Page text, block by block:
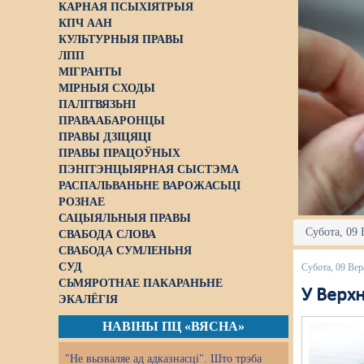
КАРНАЯ ПСЫХІЯТРЫЯ
КПЧ ААН
КУЛЬТУРНЫЯ ПРАВЫ
ЛПП
МІГРАНТЫ
МІРНЫЯ СХОДЫ
ПАЛІТВЯЗЬНІ
ПРАВААБАРОНЦЫ
ПРАВЫ ДЗІЦЯЦІ
ПРАВЫ ПРАЦОЎНЫХ
ПЭНІТЭНЦЫЯРНАЯ СЫСТЭМА
РАСПАЛЬВАНЬНЕ ВАРОЖАСЬЦІ
РОЗНАЕ
САЦЫЯЛЬНЫЯ ПРАВЫ
СВАБОДА СЛОВА
СВАБОДА СУМЛЕНЬНЯ
СУД
СЬМЯРОТНАЕ ПАКАРАНЬНЕ
ЭКАЛЁГІЯ
НАВІНЫ ПЦ «ВЯСНА»
"Не вызваляе ад адказнасці". Што трэба
Субота, 09
Субота, 09
У